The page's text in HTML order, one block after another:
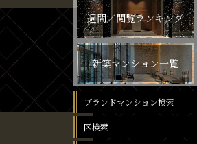
週間／閲覧ランキング
新築マンション一覧
ブランドマンション検索
区検索